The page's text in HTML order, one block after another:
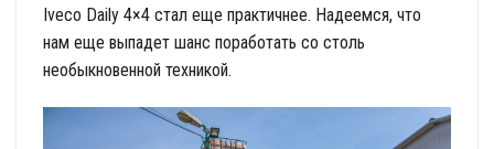
Iveco Daily 4×4 стал еще практичнее. Надеемся, что
нам еще выпадет шанс поработать со столь
необыкновенной техникой.